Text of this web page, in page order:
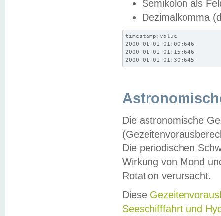
Semikolon als
Dezimalkomma
timestamp;value
2000-01-01 01:00;646
2000-01-01 01:15;646
2000-01-01 01:30;645
Die astronomische
Die periodischen
Wirkung von Mond
Rotation verursacht.
Diese
Seeschifffahrt und